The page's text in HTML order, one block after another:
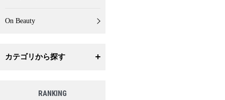
On Beauty
カテゴリから探す
RANKING